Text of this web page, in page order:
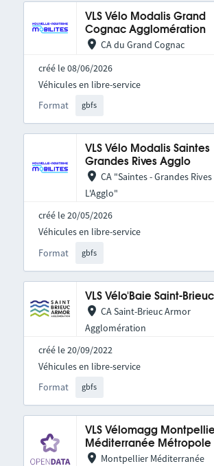
VLS Vélo Modalis Grand
Cognac Agglomération
CA du Grand Cognac
créé le 08/06/2026
Format gbfs
Véhicules en libre-service
VLS Vélo Modalis Saintes
Grandes Rives Agglo
CA "Saintes - Grandes Rives
L'Agglo"
créé le 20/05/2026
Format gbfs
Véhicules en libre-service
VLS Vélo'Baie Saint-Brieuc
CA Saint-Brieuc Armor
Agglomération
créé le 20/09/2022
Format gbfs
Véhicules en libre-service
VLS Vélomagg
Méditerranée Métropole
Montpellier Méditerranée